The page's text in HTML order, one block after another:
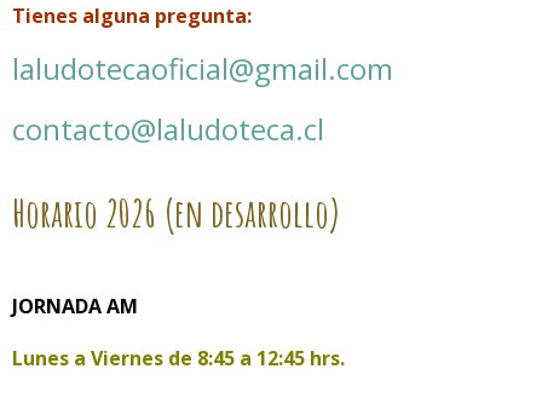
Tienes alguna pregunta:
laludotecaoficial@gmail.com
contacto@laludoteca.cl
Horario 2026 (en desarrollo)
JORNADA AM
Lunes a Viernes de 8:45 a 12:45 hrs.